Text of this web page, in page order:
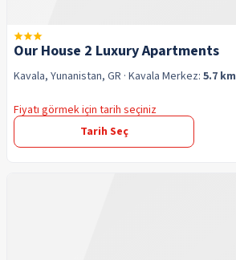
Our House 2 Luxury Apartments
Kavala, Yunanistan, GR · Kavala Merkez: 5.7 km
Fiyatı görmek için tarih seçiniz
Tarih Seç